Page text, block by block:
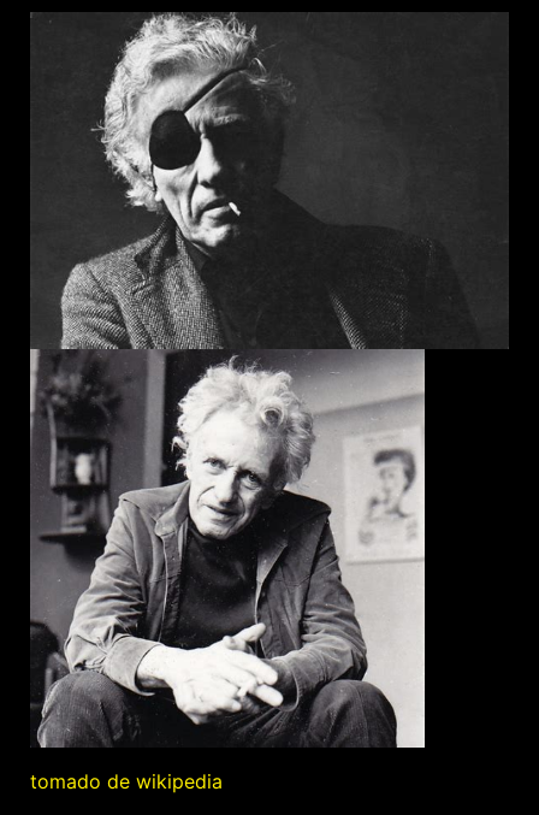
tomado de wikipedia